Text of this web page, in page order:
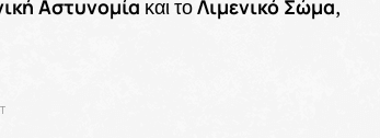
Αστυνομία και τοΛιμενικό Σώμα,